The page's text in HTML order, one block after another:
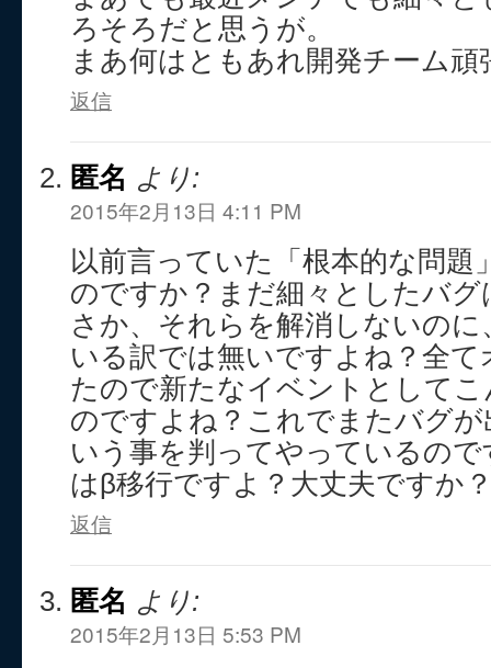
ろそろだと思うが。
まあ何はともあれ開発チーム頑
返信
匿名 より:
2015年2月13日 4:11 PM
以前言っていた「根本的な問題
のですか？まだ細々としたバ
さか、それらを解消しないの
いる訳では無いですよね？全
たので新たなイベントとして
のですよね？これでまたバグ
いう事を判ってやっているの
はβ移行ですよ？大丈夫ですか
返信
匿名 より:
2015年2月13日 5:53 PM